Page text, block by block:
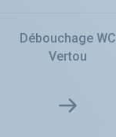
Débouchage WC
Vertou